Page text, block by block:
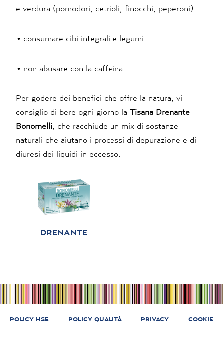
e verdura (pomodori, cetrioli, finocchi, peperoni)
• consumare cibi integrali e legumi
• non abusare con la caffeina
Per godere dei benefici che offre la natura, vi
consiglio di bere ogni giorno la Tisana Drenante
Bonomelli , che racchiude un mix di sostanze
naturali che aiutano i processi di depurazione e di
diuresi dei liquidi in eccesso.
DRENANTE
POLICY HSE POLICY QUALITÁ PRIVACY COOKIE